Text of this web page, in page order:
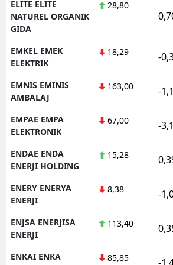
ELITE ELITE
NATUREL ORGANIK
GIDA
28,80
EMKEL EMEK
ELEKTRIK
18,29 -
EMNIS EMINIS
AMBALAJ
163,00 -
EMPAE EMPA
ELEKTRONIK
67,00 -
ENDAE ENDA
ENERJI HOLDING
15,28
ENERY ENERYA
ENERJI
8,38 -
ENJSA ENERJISA
ENERJI
113,40
ENKAI ENKA
85,85